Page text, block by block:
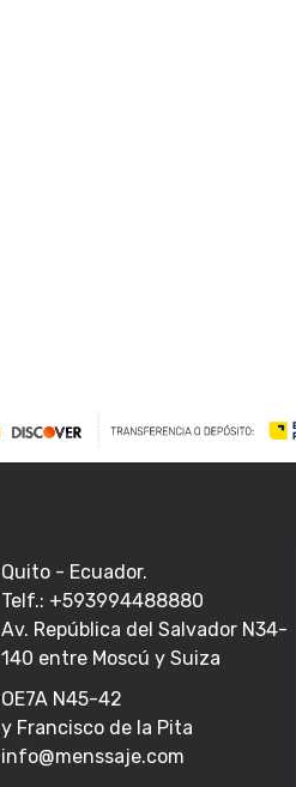
Quito - Ecuador.
Telf.: +593994488880
Av. República del Salvador N34-
140 entre Moscú y Suiza
OE7A N45-42
y Francisco de la Pita
info@menssaje.com